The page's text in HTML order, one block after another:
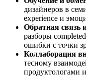
дизайнеров в
experience и
Обратная связь
разборы
ошибки с точки
Коллаборация
тесному
продуктологами